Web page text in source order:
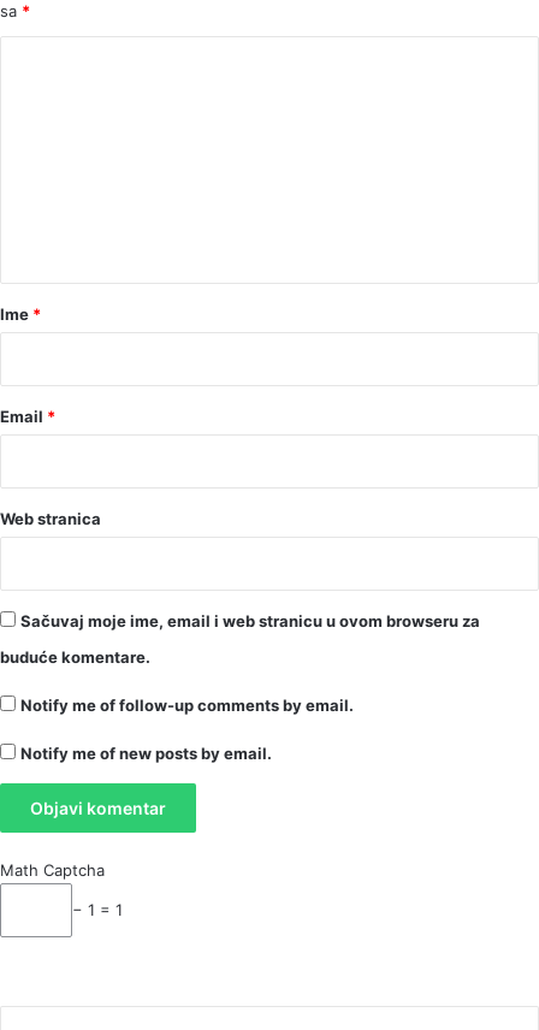
sa *
r
Ime *
Email *
Web stranica
Sačuvaj moje ime, email i web stranicu u ovom browseru za
buduće komentare.
Notify me of follow-up comments by email.
Notify me of new posts by email.
Math Captcha
− 1 = 1